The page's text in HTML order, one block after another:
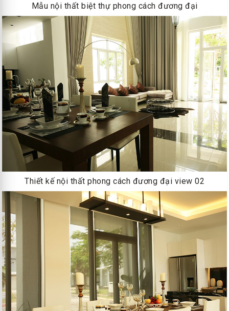
Mẫu nội thất biệt thự phong cách đương đại
Thiết kế nội thất phong cách đương đại view 02